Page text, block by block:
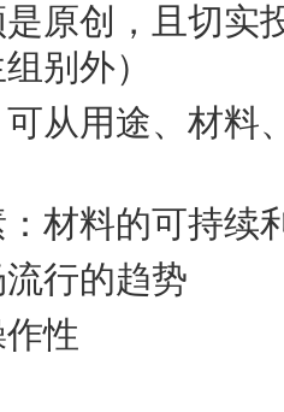
原创，且切实
别外）
从用途、材料
材料的可持续
行的趋势
性